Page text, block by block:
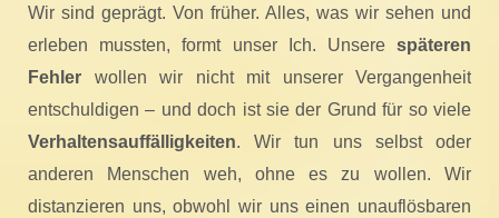
Wir sind geprägt. Von früher. Alles, was wir sehen und
erleben mussten, formt unser Ich. Unsere späteren
Fehler wollen wir nicht mit unserer Vergangenheit
entschuldigen – und doch ist sie der Grund für so viele
Verhaltensauffälligkeiten. Wir tun uns selbst oder
anderen Menschen weh, ohne es zu wollen. Wir
distanzieren uns, obwohl wir uns einen unauflösbaren